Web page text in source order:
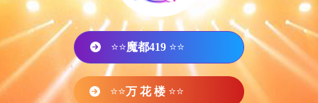
⭐⭐魔都419 ⭐⭐
⭐⭐万 花 楼 ⭐⭐